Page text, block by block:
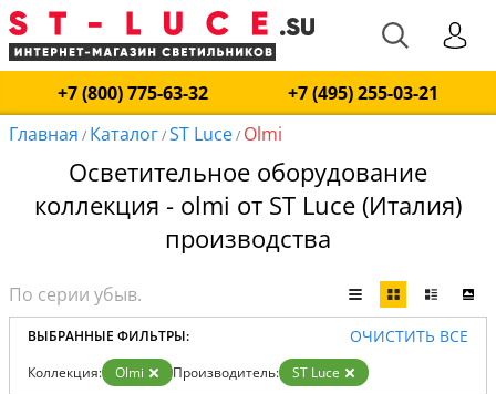
+7 (800) 775-63-32
+7 (495) 255-03-21
Главная / Каталог/ST Luce/ Olmi
Осветительное оборудование
коллекция - olmi от ST Luce (Италия)
производства
ВЫБРАННЫЕ ФИЛЬТРЫ: ОЧИСТИТЬ ВСЕ
Коллекция: Olmi Производитель: ST Luce